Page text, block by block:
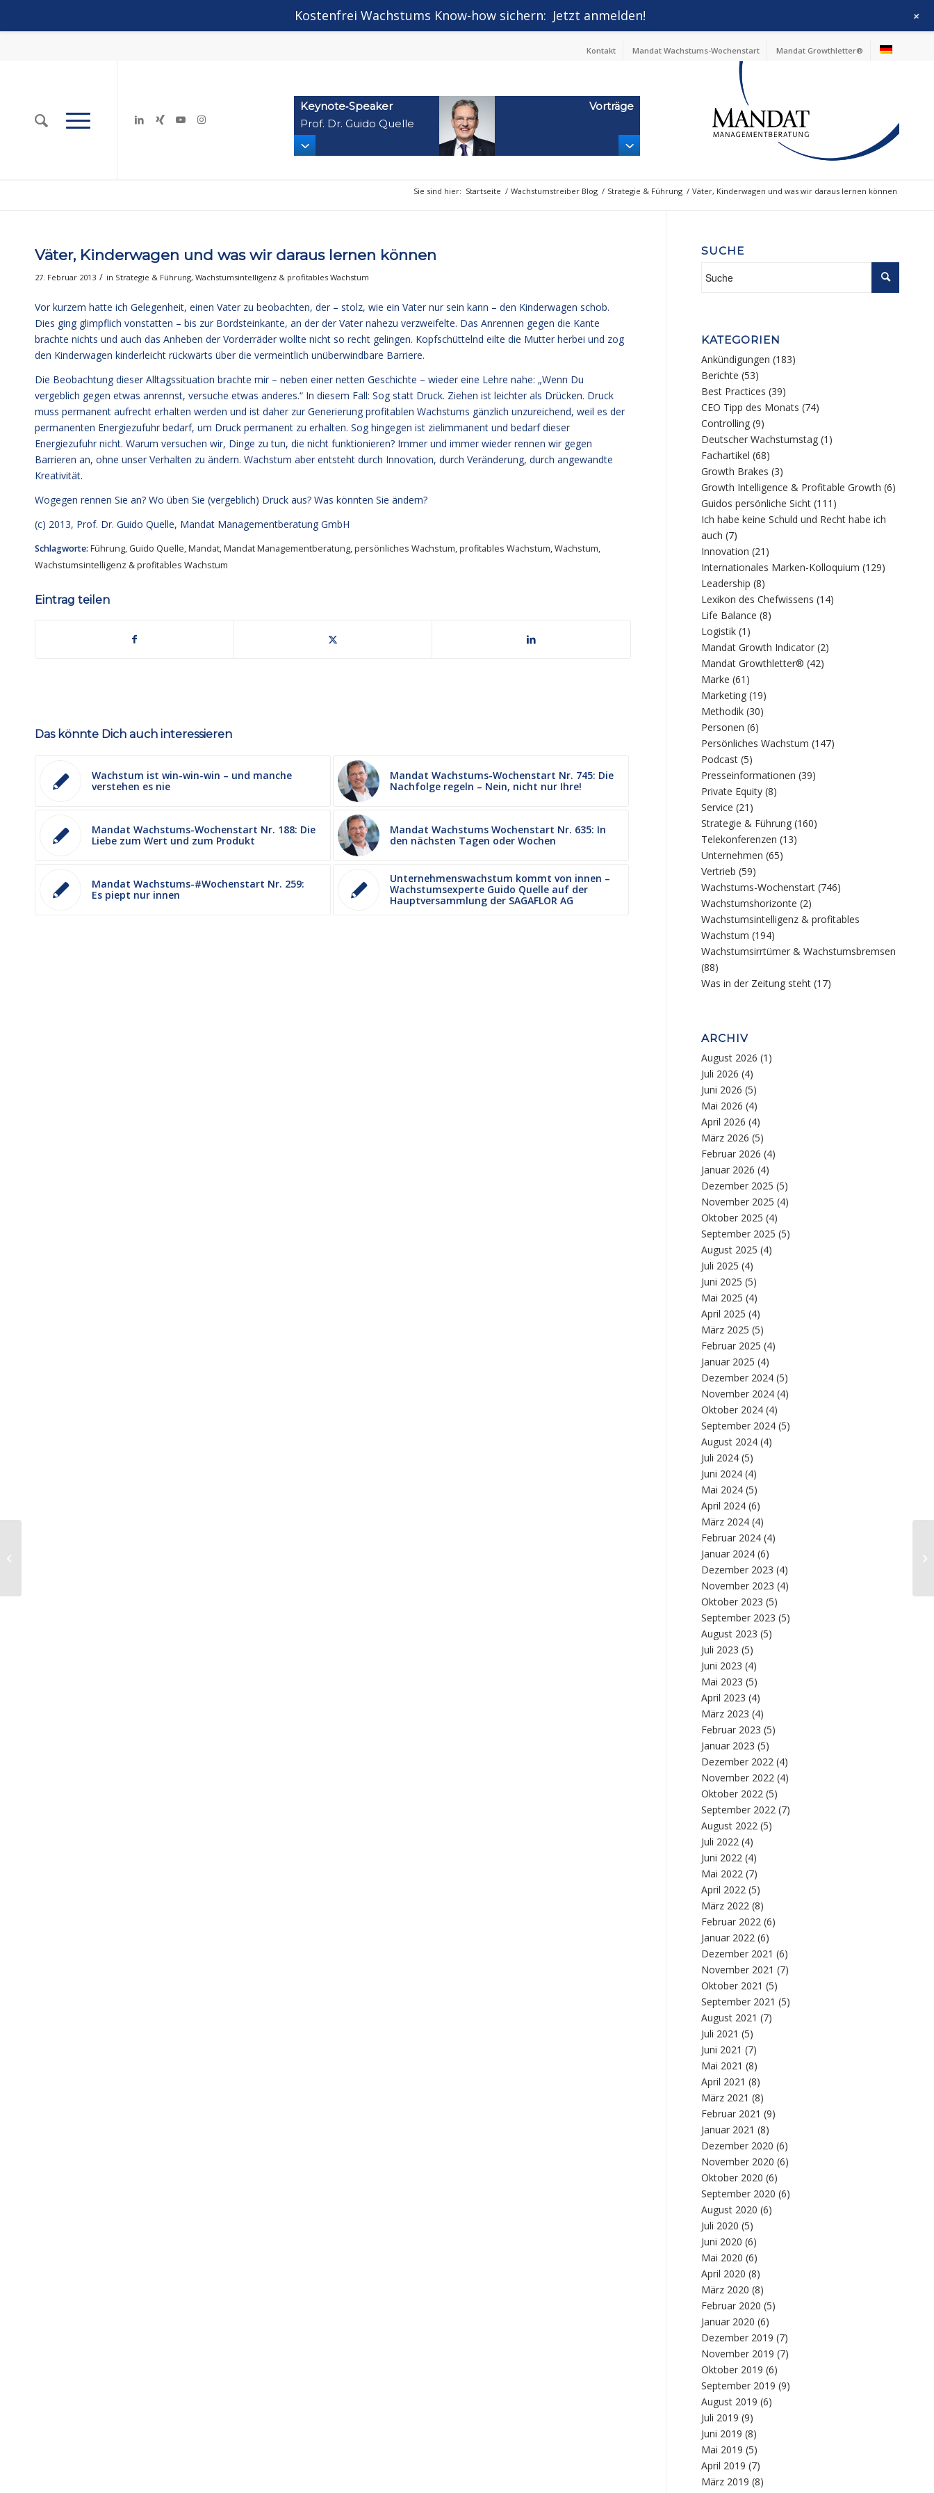
Kontakt Mandat Wachstums-Wochenstart Mandat Growthletter®
Keynote‑Speaker
Prof. Dr. Guido Quelle
Vorträge
Sie sind hier: Startseite / Wachstumstreiber Blog / Strategie & Führung / Väter, Kinderwagen und was wir daraus lernen können
Väter, Kinderwagen und was wir daraus lernen können
27. Februar 2013 / in Strategie & Führung, Wachstumsintelligenz & profitables Wachstum
Vor kurzem hatte ich Gelegenheit, einen Vater zu beobachten, der – stolz, wie ein Vater nur sein kann – den Kinderwagen schob.
Dies ging glimpflich vonstatten – bis zur Bordsteinkante, an der der Vater nahezu verzweifelte. Das Anrennen gegen die Kante
brachte nichts und auch das Anheben der Vorderräder wollte nicht so recht gelingen. Kopfschüttelnd eilte die Mutter herbei und zog
den Kinderwagen kinderleicht rückwärts über die vermeintlich unüberwindbare Barriere.
Die Beobachtung dieser Alltagssituation brachte mir – neben einer netten Geschichte – wieder eine Lehre nahe: „Wenn Du
vergeblich gegen etwas anrennst, versuche etwas anderes.“ In diesem Fall: Sog statt Druck. Ziehen ist leichter als Drücken. Druck
muss permanent aufrecht erhalten werden und ist daher zur Generierung profitablen Wachstums gänzlich unzureichend, weil es der
permanenten Energiezufuhr bedarf, um Druck permanent zu erhalten. Sog hingegen ist zielimmanent und bedarf dieser
Energiezufuhr nicht. Warum versuchen wir, Dinge zu tun, die nicht funktionieren? Immer und immer wieder rennen wir gegen
Barrieren an, ohne unser Verhalten zu ändern. Wachstum aber entsteht durch Innovation, durch Veränderung, durch angewandte
Kreativität.
Wogegen rennen Sie an? Wo üben Sie (vergeblich) Druck aus? Was könnten Sie ändern?
(c) 2013, Prof. Dr. Guido Quelle, Mandat Managementberatung GmbH
Schlagworte: Führung, Guido Quelle,Mandat,Mandat Managementberatung,persönliches Wachstum,profitables Wachstum,Wachstum,
Wachstumsintelligenz & profitables Wachstum
Eintrag teilen
Das könnte Dich auch interessieren
Wachstum ist win-win-win – und manche
verstehen es nie
Mandat Wachstums-Wochenstart Nr. 745: Die
Nachfolge regeln – Nein, nicht nur Ihre!
Mandat Wachstums-Wochenstart Nr. 188: Die
Liebe zum Wert und zum Produkt
Mandat Wachstums Wochenstart Nr. 635: In
den nächsten Tagen oder Wochen
Mandat Wachstums-#Wochenstart Nr. 259:
Es piept nur innen
Unternehmenswachstum kommt von innen –
Wachstumsexperte Guido Quelle auf der
Hauptversammlung der SAGAFLOR AG
SUCHE
KATEGORIEN
Ankündigungen (183)
Berichte (53)
Best Practices (39)
CEO Tipp des Monats (74)
Controlling (9)
Deutscher Wachstumstag (1)
Fachartikel (68)
Growth Brakes (3)
Growth Intelligence & Profitable Growth (6)
Guidos persönliche Sicht (111)
Ich habe keine Schuld und Recht habe ich
auch (7)
Innovation (21)
Internationales Marken-Kolloquium (129)
Leadership (8)
Lexikon des Chefwissens (14)
Life Balance (8)
Logistik (1)
Mandat Growth Indicator (2)
Mandat Growthletter® (42)
Marke (61)
Marketing (19)
Methodik (30)
Personen (6)
Persönliches Wachstum (147)
Podcast (5)
Presseinformationen (39)
Private Equity (8)
Service (21)
Strategie & Führung (160)
Telekonferenzen (13)
Unternehmen (65)
Vertrieb (59)
Wachstums-Wochenstart (746)
Wachstumshorizonte (2)
Wachstumsintelligenz & profitables
Wachstum (194)
Wachstumsirrtümer & Wachstumsbremsen
(88)
Was in der Zeitung steht (17)
ARCHIV
August 2026 (1)
Juli 2026 (4)
Juni 2026 (5)
Mai 2026 (4)
April 2026 (4)
März 2026 (5)
Februar 2026 (4)
Januar 2026 (4)
Dezember 2025 (5)
November 2025 (4)
Oktober 2025 (4)
September 2025 (5)
August 2025 (4)
Juli 2025 (4)
Juni 2025 (5)
Mai 2025 (4)
April 2025 (4)
März 2025 (5)
Februar 2025 (4)
Januar 2025 (4)
Dezember 2024 (5)
November 2024 (4)
Oktober 2024 (4)
September 2024 (5)
August 2024 (4)
Juli 2024 (5)
Juni 2024 (4)
Mai 2024 (5)
April 2024 (6)
März 2024 (4)
Februar 2024 (4)
Januar 2024 (6)
Dezember 2023 (4)
November 2023 (4)
Oktober 2023 (5)
September 2023 (5)
August 2023 (5)
Juli 2023 (5)
Juni 2023 (4)
Mai 2023 (5)
April 2023 (4)
März 2023 (4)
Februar 2023 (5)
Januar 2023 (5)
Dezember 2022 (4)
November 2022 (4)
Oktober 2022 (5)
September 2022 (7)
August 2022 (5)
Juli 2022 (4)
Juni 2022 (4)
Mai 2022 (7)
April 2022 (5)
März 2022 (8)
Februar 2022 (6)
Januar 2022 (6)
Dezember 2021 (6)
November 2021 (7)
Oktober 2021 (5)
September 2021 (5)
August 2021 (7)
Juli 2021 (5)
Juni 2021 (7)
Mai 2021 (8)
April 2021 (8)
März 2021 (8)
Februar 2021 (9)
Januar 2021 (8)
Dezember 2020 (6)
November 2020 (6)
Oktober 2020 (6)
September 2020 (6)
August 2020 (6)
Juli 2020 (5)
Juni 2020 (6)
Mai 2020 (6)
April 2020 (8)
März 2020 (8)
Februar 2020 (5)
Januar 2020 (6)
Dezember 2019 (7)
November 2019 (7)
Oktober 2019 (6)
September 2019 (9)
August 2019 (6)
Juli 2019 (9)
Juni 2019 (8)
Mai 2019 (5)
April 2019 (7)
März 2019 (8)
–
Kostenfrei Wachstums Know-how sichern: Jetzt anmelden! +